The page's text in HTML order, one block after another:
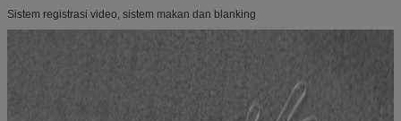
Sistem registrasi video, sistem makan dan blanking